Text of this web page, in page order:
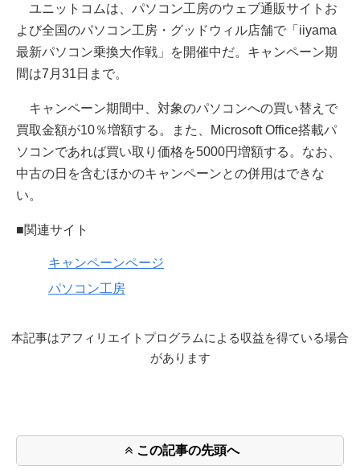
ユニットコムは、パソコン工房のウェブ通販サイトお
よび全国のパソコン工房・グッドウィル店舗で「iiyama
最新パソコン乗換大作戦」を開催中だ。キャンペーン期
間は7月31日まで。
キャンペーン期間中、対象のパソコンへの買い替えで
買取金額が10％増額する。また、Microsoft Office搭載パ
ソコンであれば買い取り価格を5000円増額する。なお、
中古の日を含むほかのキャンペーンとの併用はできな
い。
■関連サイト
キャンペーンページ
パソコン工房
本記事はアフィリエイトプログラムによる収益を得ている場合
があります
この記事の先頭へ